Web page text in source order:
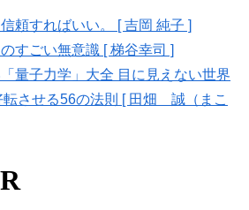
頼すればいい。 [ 吉岡 純子 ]
すごい無意識 [ 梯谷幸司 ]
量子力学」大全 目に見えない世界
転させる56の法則 [ 田畑 誠（まこ